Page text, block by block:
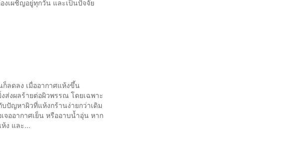
งเผชิญอยู่ทุกวัน และเป็นปัจจัย
ลดลง เมื่ออากาศแห้งขึ้น
ส่งผลร้ายต่อผิวพรรณ โดยเฉพาะ
ปัญหาผิวที่แห้งกร้านง่ายกว่าเดิม
จออากาศเย็น หรืออาบน้ำอุ่น หาก
ง และ...